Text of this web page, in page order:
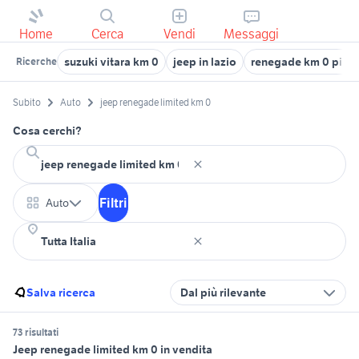
Home Cerca Vendi Messaggi
Ricerche suzuki vitara km 0 jeep in lazio renegade km 0
Subito Auto jeep renegade limited km 0
Cosa cerchi?
Auto Filtri
Salva ricerca Dal più rilevante
73 risultati
Jeep renegade limited km 0 in vendita